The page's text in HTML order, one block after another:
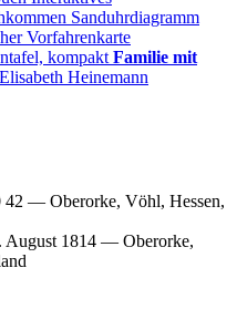
Sanduhrdiagramm
Vorfahrenkarte
kompakt Familie mit
Heinemann
42 — Oberorke, Vöhl, Hessen,
August 1814 — Oberorke,